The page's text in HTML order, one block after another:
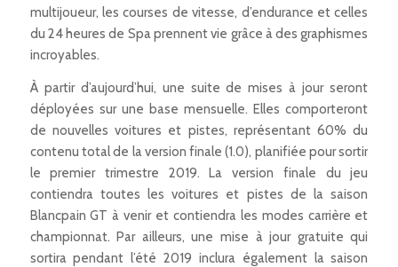
multijoueur, les courses de vitesse, d’endurance et celles
du 24 heures de Spa prennent vie grâce à des graphismes
incroyables.
À partir d’aujourd’hui, une suite de mises à jour seront
déployées sur une base mensuelle. Elles comporteront
de nouvelles voitures et pistes, représentant 60% du
contenu total de la version finale (1.0), planifiée pour sortir
le premier trimestre 2019. La version finale du jeu
contiendra toutes les voitures et pistes de la saison
Blancpain GT à venir et contiendra les modes carrière et
championnat. Par ailleurs, une mise à jour gratuite qui
sortira pendant l’été 2019 inclura également la saison